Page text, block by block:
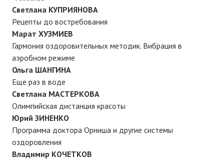
АРХИВ
2025 г.
№ 11
№ 12
№ 1
№ 2
№ 3
Светлана КУПРИЯНОВА
Рецепты до востребования
Марат ХУЗМИЕВ
Гармония оздоровительных методик. Вибрация в
аэробном режиме
Ольга ШАНГИНА
Еще раз в воде
Светлана МАСТЕРКОВА
Олимпийская дистанция красоты
Юрий ЗИНЕНКО
Программа доктора Орниша и другие системы
оздоровления
Владимир КОЧЕТКОВ